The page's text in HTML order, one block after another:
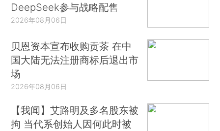
DeepSeek参与战略配售
2026年08月06日
贝恩资本宣布收购贡茶 在中
国大陆无法注册商标后退出市
场
2026年08月06日
【我闻】艾路明及多名股东被
拘 当代系创始人因何此时被